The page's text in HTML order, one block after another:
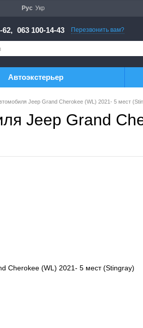
Рус Укр
62, 063 100-14-43 Перезвонить вам?
Автоэкстерьер
Jeep Grand Cherokee (WL) 2021- 5 мест
Jeep Grand